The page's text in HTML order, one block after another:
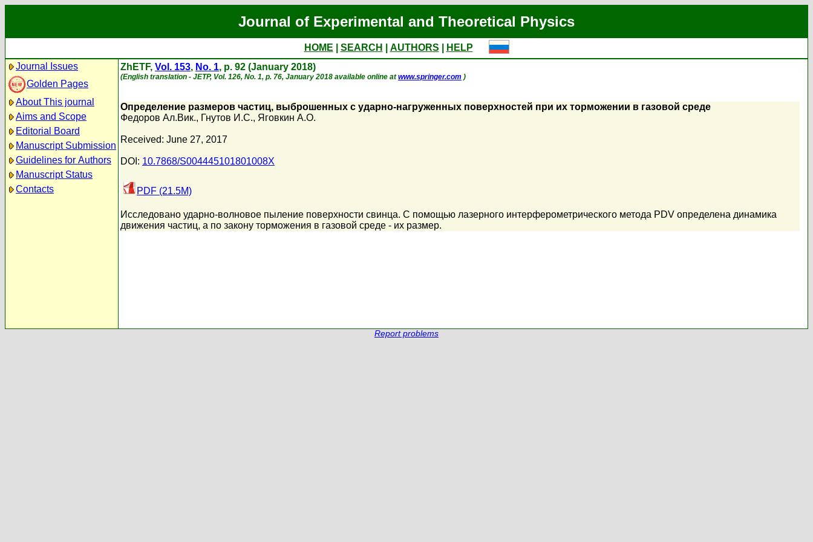
Journal of Experimental and Theoretical Physics
HOME SEARCH AUTHORS
HELP
Journal Issues
Golden Pages
About This journal
Aims and Scope
Editorial Board
Manuscript Submission
Guidelines for Authors
Manuscript Status
Contacts
ZhETF, Vol. 153, No. 1, p. 92 (January 2018)
(English translation - JETP, Vol. 126, No. 1, p. 76, January 2018 available online atwww.springer.com )
Определение размеров частиц, выброшенных с ударно-нагруженных поверхностей при их торможении в газовой среде
Федоров Ал.Вик., Гнутов И.С., Яговкин А.О.
Received: June 27, 2017
DOI: 10.7868/S004445101801008X
PDF (21.5M)
Исследовано ударно-волновое пыление поверхности свинца. С помощью лазерного интерферометрического метода PDV определена динамика
движения частиц, а по закону торможения в газовой среде - их размер.
Report problems